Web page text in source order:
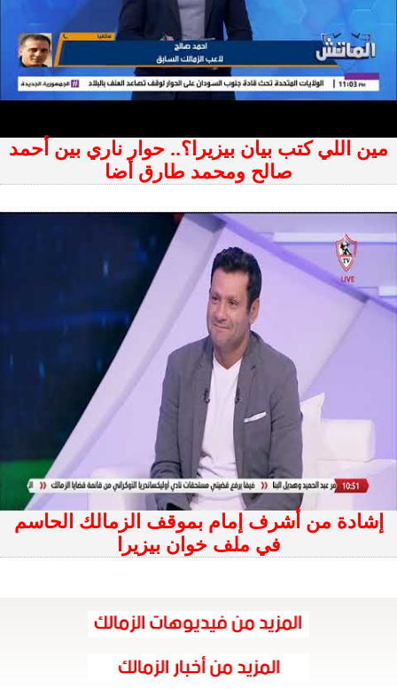
مين اللي كتب بيان بيزيرا؟.. حوار ناري بين أحمد
صالح ومحمد طارق أضا
إشادة من أشرف إمام بموقف الزمالك الحاسم
في ملف خوان بيزيرا